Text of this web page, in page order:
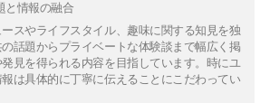
と情報の融合
スやライフスタイル、趣味に関する知見を独
話題からプライベートな体験談まで幅広く掲
見を得られる内容を目指しています。時にユ
は具体的に丁寧に伝えることにこだわってい